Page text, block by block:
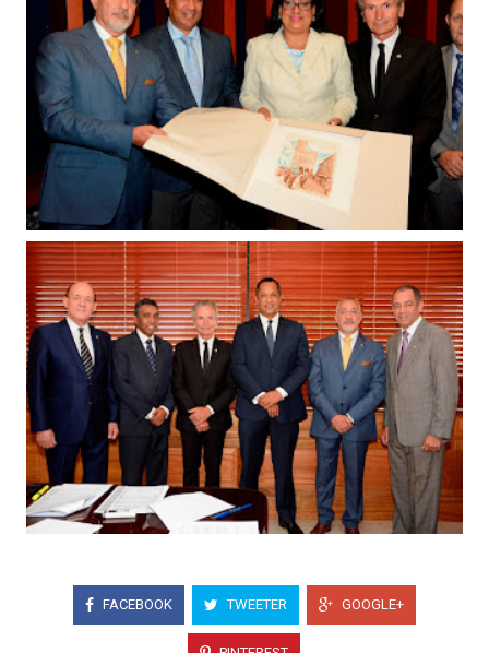
FACEBOOK TWEETER GOOGLE+